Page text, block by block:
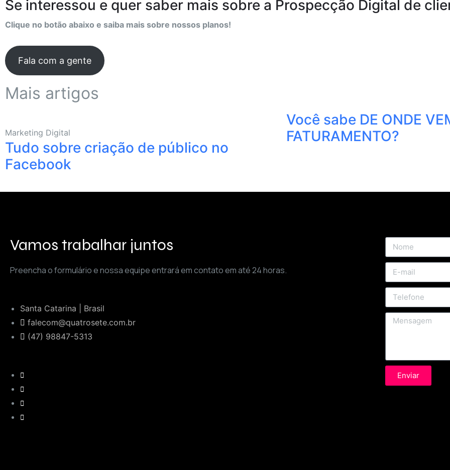
Se interessou e quer saber mais sobre a Prospecção Digital de
Clique no botão abaixo e saiba mais sobre nossos planos!
Fala com a gente
Mais artigos
Marketing Digital
Tudo sobre criação de público no
Facebook
Você sabe DE ONDE
FATURAMENTO?
Vamos trabalhar juntos
Preencha o formulário e nossa equipe entrará em contato em até 24 horas.
Santa Catarina | Brasil
falecom@quatrosete.com.br
(47) 98847-5313
Enviar